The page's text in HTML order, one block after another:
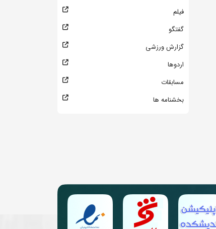
فیلم
گفتگو
گزارش ورزشی
اردوها
مسابقات
بخشنامه ها